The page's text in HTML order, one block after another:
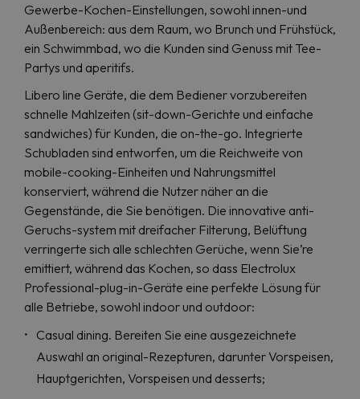
Gewerbe-Kochen-Einstellungen, sowohl innen-und
Außenbereich: aus dem Raum, wo Brunch und Frühstück,
ein Schwimmbad, wo die Kunden sind Genuss mit Tee-
Partys und aperitifs.
Libero line Geräte, die dem Bediener vorzubereiten
schnelle Mahlzeiten (sit-down-Gerichte und einfache
sandwiches) für Kunden, die on-the-go. Integrierte
Schubladen sind entworfen, um die Reichweite von
mobile-cooking-Einheiten und Nahrungsmittel
konserviert, während die Nutzer näher an die
Gegenstände, die Sie benötigen. Die innovative anti-
Geruchs-system mit dreifacher Filterung, Belüftung
verringerte sich alle schlechten Gerüche, wenn Sie’re
emittiert, während das Kochen, so dass Electrolux
Professional-plug-in-Geräte eine perfekte Lösung für
alle Betriebe, sowohl indoor und outdoor:
Casual dining. Bereiten Sie eine ausgezeichnete
Auswahl an original-Rezepturen, darunter Vorspeisen,
Hauptgerichten, Vorspeisen und desserts;